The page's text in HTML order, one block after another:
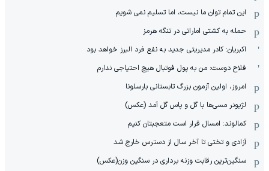
این تمام توان ما نیست، اما تسلیم نمی شویم
حمله به کشتی اماراتی در تنگه هرمز
اکبریان: کادر مدیریتی جدید به نفع فرد البرز خواهد بود
فلاح دوست: من به پول فوتبال هیچ احتیاجی ندارم
امروز، اولین آزمون بزرگ تابستانی بارسلونا
لژیونر مسی‌ها با گل و پاس گل آمد (عکس)
کمالوند: امسال قرار است متعجبتان کنیم
آزادی و تختی تا آخر سال از دسترس خارج شد
سنگین‌ترین رقابت وزنه برداری در سنگین وزن(عکس)